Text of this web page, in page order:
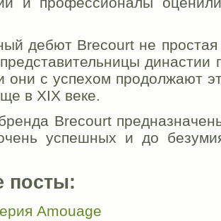
дебют Brecourt не
династии
они с успехом продолжают
в XIX веке.
Brecourt
успешных и до
посты:
Amouage